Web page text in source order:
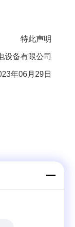
特此声明
设备有限公司
年06月29日